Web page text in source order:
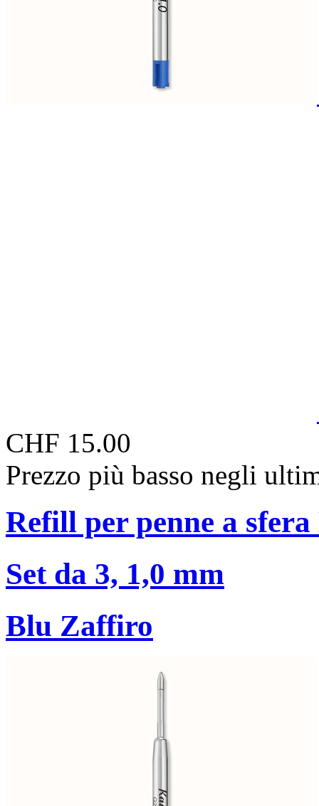
CHF 15.00
Prezzo più basso negli
Refill per penne a sfera
Set da 3, 1,0 mm
Blu Zaffiro